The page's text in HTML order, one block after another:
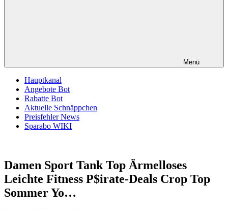
Menü
Hauptkanal
Angebote Bot
Rabatte Bot
Aktuelle Schnäppchen
Preisfehler News
Sparabo WIKI
Damen Sport Tank Top Ärmelloses
Leichte Fitness P$irate-Deals Crop Top
Sommer Yo…